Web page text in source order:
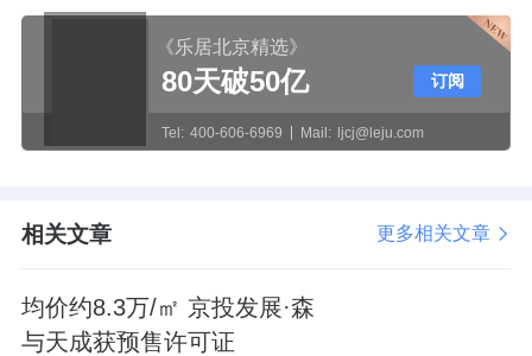
《乐居北京精选》
80天破50亿
Tel: 400-606-6969 Mail: ljcj@leju.com
订阅
相关文章 更多相关文章
均价约8.3万/㎡ 京投发展·森
与天成获预售许可证